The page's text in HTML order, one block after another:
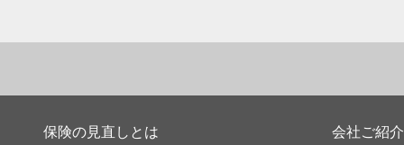
保険の見直しとは 会社ご紹介